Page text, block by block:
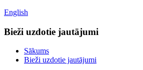
English
Bieži uzdotie jautājumi
Sākums
Bieži uzdotie jautājumi